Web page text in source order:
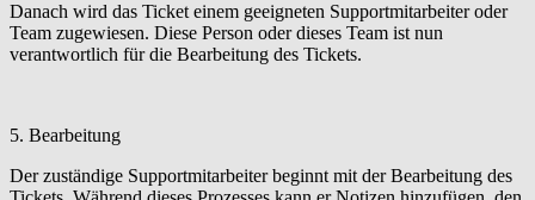
Danach wird das Ticket einem geeigneten Supportmitarbeiter oder
Team zugewiesen. Diese Person oder dieses Team ist nun
verantwortlich für die Bearbeitung des Tickets.
5. Bearbeitung
Der zuständige Supportmitarbeiter beginnt mit der Bearbeitung des